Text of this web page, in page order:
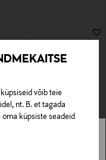
võib teie
nt. B. et tagada
küpsiste seadeid